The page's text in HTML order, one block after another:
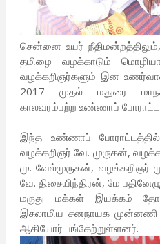
சென்னை உயர்
தமிழை வழக்காடும்
வழக்கறிஞர்களும் இன
2017 முதல் மதுரை
காலவரம்பற்ற உண்ணாப்
இந்த உண்ணாப்
வழக்கறிஞர் வே. முருகன்,
மு. வேல்முருகன், வழக்கறிஞர்
வே. திசையிந்திரன், மே
மருது மக்கள் இயக்கம்
இசுலாமிய சனநாயக
ஆகியோர் பங்கேற்றுள்ளனர்.